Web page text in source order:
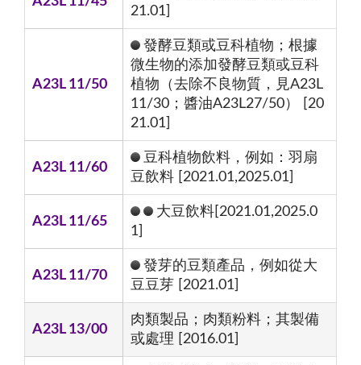
21.01]
A23L 11/50
發酵豆類或豆科植物；根據
微生物的添加發酵豆類或豆科
植物（去除不良物質，見A23L
11/30；醬油A23L27/50） [20
21.01]
A23L 11/60
豆科植物飲料，例如：羽扇
豆飲料 [2021.01,2025.01]
A23L 11/65
大豆飲料[2021.01,2025.0
1]
A23L 11/70
發芽的豆類產品，例如從大
豆豆芽 [2021.01]
A23L 13/00
肉類製品；肉類粉料；其製備
或處理 [2016.01]